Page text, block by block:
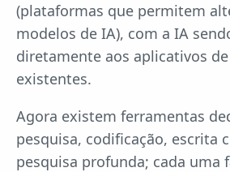
(plataformas que permitem
modelos de IA), com a IA
diretamente aos aplicativos
existentes.
Agora existem ferramentas
pesquisa, codificação, escrita
pesquisa profunda; cada uma